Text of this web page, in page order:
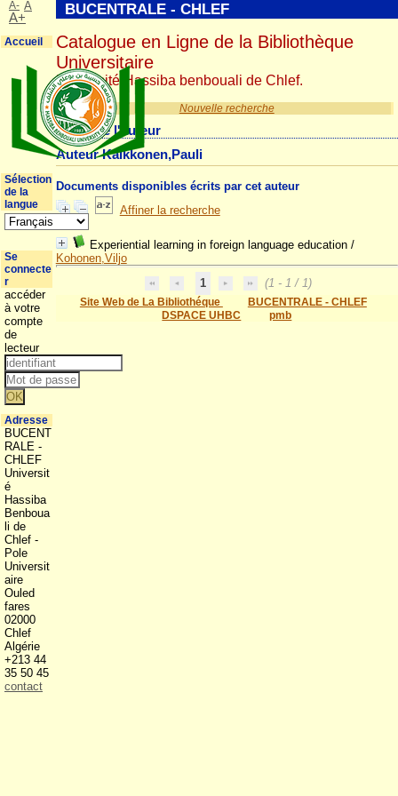
Nouvelle recherche
Détail de l'auteur
Auteur Kaikkonen,Pauli
Documents disponibles écrits par cet auteur
Affiner la recherche
Experiential learning in foreign language education/
Kohonen,Viljo
1
(1 - 1 / 1)
Site Web de La Bibliothéque
BUCENTRALE - CHLEF
DSPACE UHBC
pmb
BUCENTRALE - CHLEF
Catalogue en Ligne de la Bibliothèque
Universitaire
Université Hassiba benbouali de Chlef.
A- A
A+
Accueil
Sélection
de la
langue
Se
connecte
r
accéder
à votre
compte
de
lecteur
Adresse
BUCENT
RALE -
CHLEF
Universit
é
Hassiba
Benboua
li de
Chlef -
Pole
Universit
aire
Ouled
fares
02000
Chlef
Algérie
+213 44
35 50 45
contact